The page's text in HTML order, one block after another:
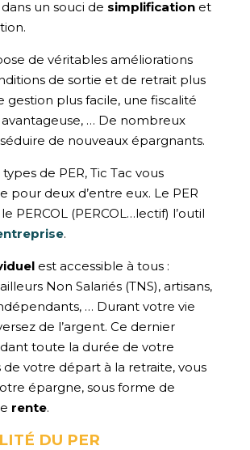
un souci de simplificationet
de véritables améliorations
de sortie et de retrait plus
gestion plus facile, une fiscalité
… De nombreux
de nouveaux épargnants.
de PER, Tic Tac vous
pour deux d’entre eux. Le PER
PERCOL (PERCOL…lectif) l’outil
.
est accessible à tous :
Non Salariés (TNS), artisans,
… Durant votre vie
de l’argent. Ce dernier
toute la durée de votre
de votre départ à la retraite, vous
épargne, sous forme de
rente.
DU PER